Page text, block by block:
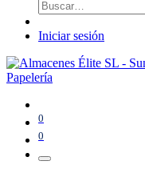
Iniciar sesión
0
0